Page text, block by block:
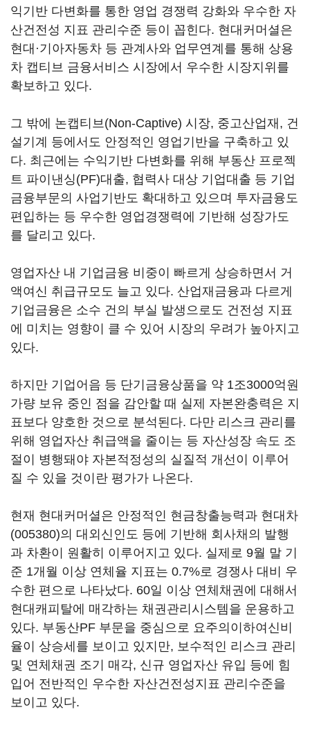
익기반 다변화를 통한 영업 경쟁력 강화와 우수한 자
산건전성 지표 관리수준 등이 꼽힌다. 현대커머셜은
현대·기아자동차 등 관계사와 업무연계를 통해 상용
차 캡티브 금융서비스 시장에서 우수한 시장지위를
확보하고 있다.
그 밖에 논캡티브(Non-Captive) 시장, 중고산업재, 건
설기계 등에서도 안정적인 영업기반을 구축하고 있
다. 최근에는 수익기반 다변화를 위해 부동산 프로젝
트 파이낸싱(PF)대출, 협력사 대상 기업대출 등 기업
금융부문의 사업기반도 확대하고 있으며 투자금융도
편입하는 등 우수한 영업경쟁력에 기반해 성장가도
를 달리고 있다.
영업자산 내 기업금융 비중이 빠르게 상승하면서 거
액여신 취급규모도 늘고 있다. 산업재금융과 다르게
기업금융은 소수 건의 부실 발생으로도 건전성 지표
에 미치는 영향이 클 수 있어 시장의 우려가 높아지고
있다.
하지만 기업어음 등 단기금융상품을 약 1조3000억원
가량 보유 중인 점을 감안할 때 실제 자본완충력은 지
표보다 양호한 것으로 분석된다. 다만 리스크 관리를
위해 영업자산 취급액을 줄이는 등 자산성장 속도 조
절이 병행돼야 자본적정성의 실질적 개선이 이루어
질 수 있을 것이란 평가가 나온다.
현재 현대커머셜은 안정적인 현금창출능력과 현대차
(005380)의 대외신인도 등에 기반해 회사채의 발행
과 차환이 원활히 이루어지고 있다. 실제로 9월 말 기
준 1개월 이상 연체율 지표는 0.7%로 경쟁사 대비 우
수한 편으로 나타났다. 60일 이상 연체채권에 대해서
현대캐피탈에 매각하는 채권관리시스템을 운용하고
있다. 부동산PF 부문을 중심으로 요주의이하여신비
율이 상승세를 보이고 있지만, 보수적인 리스크 관리
및 연체채권 조기 매각, 신규 영업자산 유입 등에 힘
입어 전반적인 우수한 자산건전성지표 관리수준을
보이고 있다.